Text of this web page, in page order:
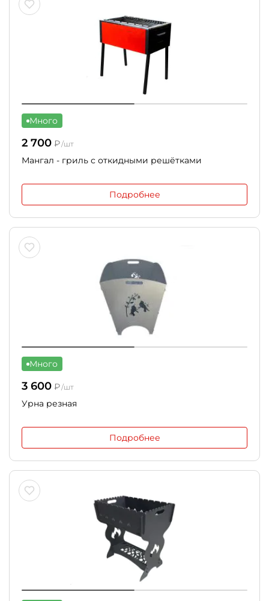
Много
2 700 ₽/шт
Мангал - гриль с откидными решётками
Подробнее
Много
3 600 ₽/шт
Урна резная
Подробнее